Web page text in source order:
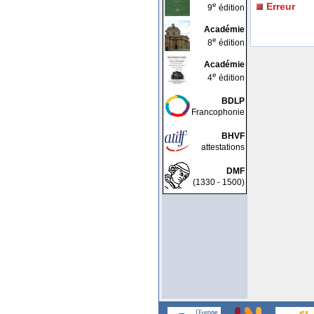
9e édition
Académie
8e édition
Académie
4e édition
BDLP
Francophonie
BHVF
attestations
DMF
(1330 - 1500)
Erreur